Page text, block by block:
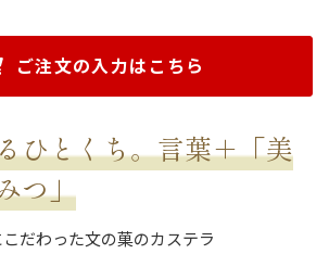
ご注文の入力はこちら
ひとくち。言葉＋「美
つ」
だわった文の菓のカステラ